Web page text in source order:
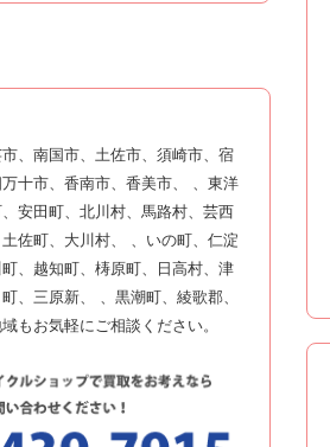
、南国市、土佐市、須崎市、宿
十市、香南市、香美市、 、東洋
安田町、北川村、馬路村、芸西
佐町、大川村、 、いの町、仁淀
、越知町、梼原町、日高村、津
、三原新、 、黒潮町、綾歌郡、
もお気軽にご相談ください。